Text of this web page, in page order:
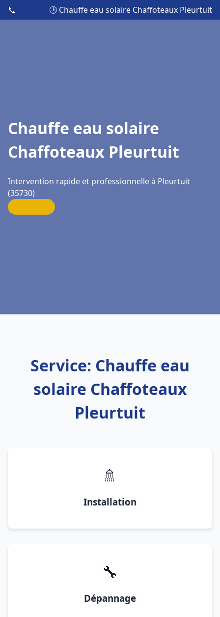
📞 🕒 Chauffe eau solaire Chaffoteaux Pleurtuit
Chauffe eau solaire
Chaffoteaux Pleurtuit
Intervention rapide et professionnelle à Pleurtuit
(35730)
Service: Chauffe eau
solaire Chaffoteaux
Pleurtuit
🚿
Installation
🔧
Dépannage